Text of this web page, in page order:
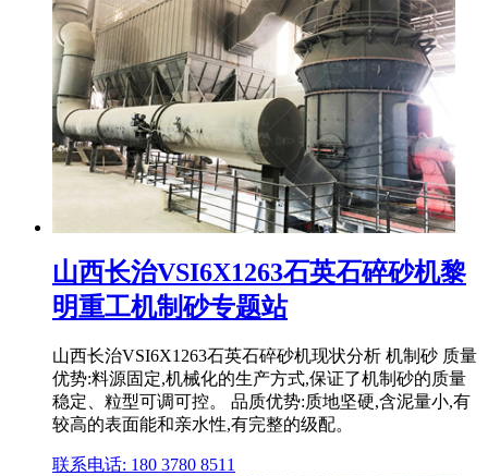
山西长治VSI6X1263石英石碎砂机黎
明重工机制砂专题站
山西长治VSI6X1263石英石碎砂机现状分析 机制砂 质量
优势:料源固定,机械化的生产方式,保证了机制砂的质量
稳定、粒型可调可控。 品质优势:质地坚硬,含泥量小,有
较高的表面能和亲水性,有完整的级配。
联系电话: 180 3780 8511